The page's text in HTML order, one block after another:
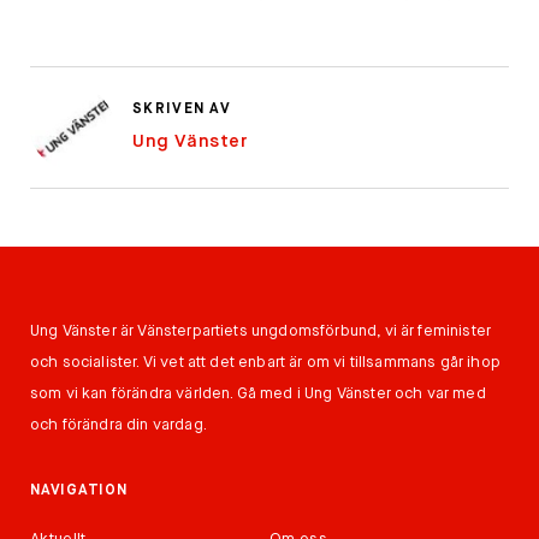
SKRIVEN AV
Ung Vänster
Ung Vänster är Vänsterpartiets ungdomsförbund, vi är feminister
och socialister. Vi vet att det enbart är om vi tillsammans går ihop
som vi kan förändra världen. Gå med i Ung Vänster och var med
och förändra din vardag.
NAVIGATION